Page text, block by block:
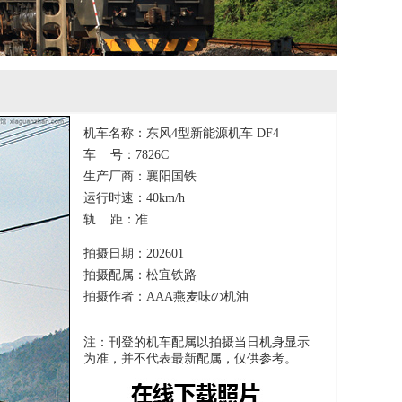
机车名称：东风4型新能源机车 DF4
车 号：7826C
生产厂商：襄阳国铁
运行时速：40km/h
轨 距：准
拍摄日期：202601
拍摄配属：松宜铁路
拍摄作者：AAA燕麦味の机油
注：刊登的机车配属以拍摄当日机身显示
为准，并不代表最新配属，仅供参考。